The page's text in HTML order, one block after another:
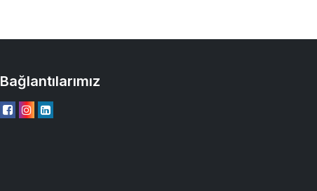
Bağlantılarımız